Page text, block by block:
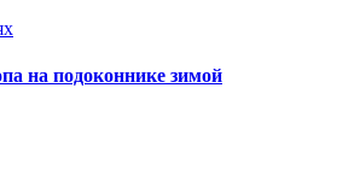
на подоконнике зимой